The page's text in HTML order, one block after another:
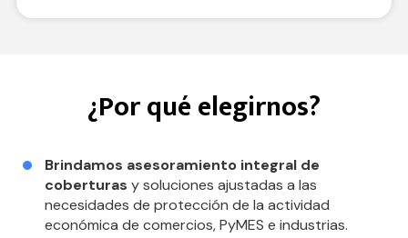
¿Por qué elegirnos?
Brindamos asesoramiento integral de
coberturas y soluciones ajustadas a las
necesidades de protección de la actividad
económica de comercios, PyMES e industrias.